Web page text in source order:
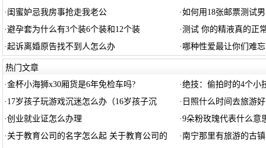
· 闺蜜妒忌我房事抢走我老公 ·如何用18张邮票测试
·避孕套为什么有3个装6个装和12个装 ·测试 你的精液真的正
·起诉离婚原告找不到人怎么办 · 哪种性爱最让你们难
热门文章
·金杯小海狮x30厢货是6年免检车吗? ·绝技：偷拍时的4个小
· 17岁孩子玩游戏沉迷怎么办（16岁孩子沉 · 日照什么时间去旅游
·创业就业证怎么办理 ·9朵粉玫瑰代表什么意
· 关于教育公司的名字怎么起 关于教育公司的 ·南宁那里有旅游的古镇